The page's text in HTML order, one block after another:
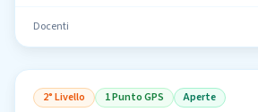
Docenti
2° Livello 1 Punto GPS Aperte